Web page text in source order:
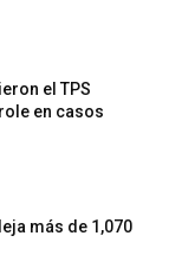
el TPS
en casos
más de 1,070